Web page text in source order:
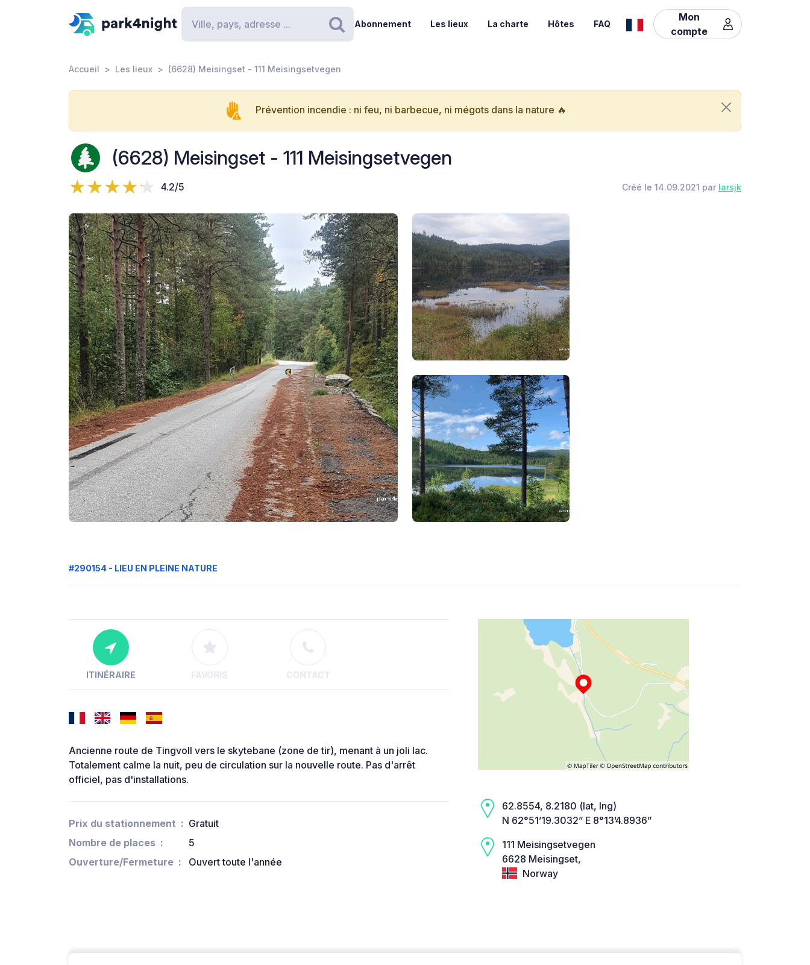
Rechercher
Abonnement Les lieux La charte Hôtes FAQ
Mon
compte
Accueil Les lieux (6628) Meisingset - 111 Meisingsetvegen
Prévention incendie : ni feu, ni barbecue, ni mégots dans la nature 🔥
(6628) Meisingset - 111 Meisingsetvegen
4.2/5 Créé le 14.09.2021 par larsjk
#290154 - LIEU EN PLEINE NATURE
ITINÉRAIRE FAVORIS CONTACT
Ancienne route de Tingvoll vers le skytebane (zone de tir), menant à un joli lac.
Totalement calme la nuit, peu de circulation sur la nouvelle route. Pas d'arrêt
officiel, pas d'installations.
Prix du stationnement
Gratuit
Nombre de places
5
Ouverture/Fermeture
Ouvert toute l'année
62.8554, 8.2180 (lat, lng)
N 62°51’19.3032” E 8°13’4.8936”
111 Meisingsetvegen
6628 Meisingset,
Norway